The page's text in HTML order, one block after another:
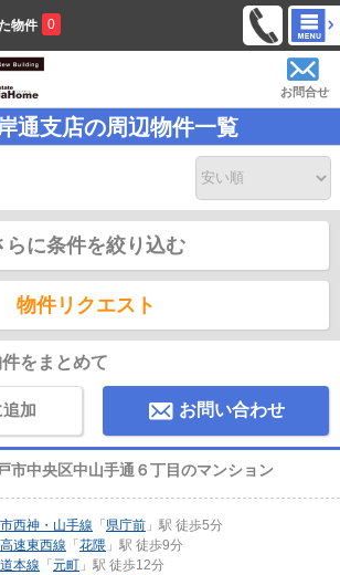
物件 0
お問合せ
通支店の周辺物件一覧
らに条件を絞り込む
物件リクエスト
をまとめて
加 お問い合わせ
市中央区中山手通６丁目のマンション
西神・山手線 「 県庁前 」駅 徒歩5分
速東西線 「 花隈 」駅 徒歩9分
本線 「 元町 」駅 徒歩12分